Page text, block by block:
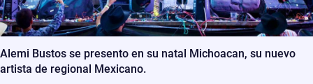
Alemi Bustos se presento en su natal Michoacan, su nuevo
artista de regional Mexicano.